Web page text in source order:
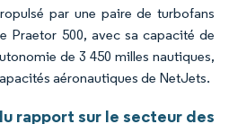
par une paire de turbofans
Praetor 500, avec sa capacité de
de 3 450 milles nautiques,
aéronautiques de NetJets.
rapport sur le secteur des